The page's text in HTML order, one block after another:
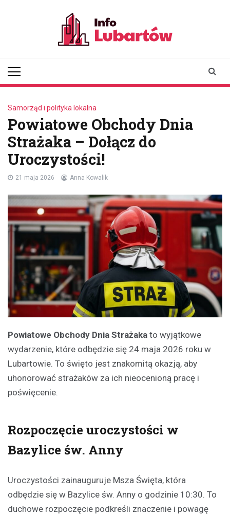
Samorząd i polityka lokalna
Powiatowe Obchody Dnia
Strażaka – Dołącz do
Uroczystości!
21 maja 2026 Anna Kowalik
Powiatowe Obchody Dnia Strażaka to wyjątkowe
wydarzenie, które odbędzie się 24 maja 2026 roku w
Lubartowie. To święto jest znakomitą okazją, aby
uhonorować strażaków za ich nieocenioną pracę i
poświęcenie.
Rozpoczęcie uroczystości w
Bazylice św. Anny
Uroczystości zainauguruje Msza Święta, która
odbędzie się w Bazylice św. Anny o godzinie 10:30. To
duchowe rozpoczęcie podkreśli znaczenie i powagę